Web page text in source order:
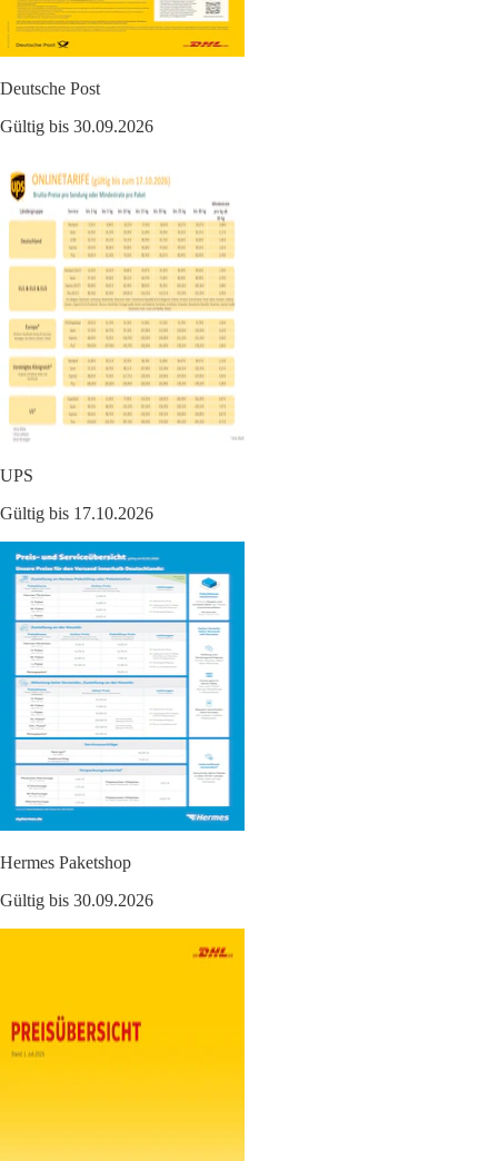
Deutsche Post
Gültig bis 30.09.2026
UPS
Gültig bis 17.10.2026
Hermes Paketshop
Gültig bis 30.09.2026